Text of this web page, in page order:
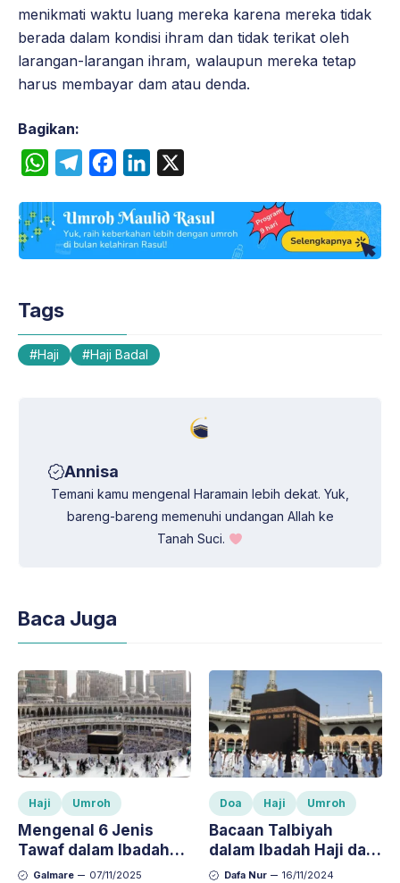
menikmati waktu luang mereka karena mereka tidak
berada dalam kondisi ihram dan tidak terikat oleh
larangan-larangan ihram, walaupun mereka tetap
harus membayar dam atau denda.
Bagikan:
W
a
p
p
l
e
m
c
e
k
n
k
n
Tags
Haji Haji Badal
Annisa
Temani kamu mengenal Haramain lebih dekat. Yuk,
bareng-bareng memenuhi undangan Allah ke
Tanah Suci.
Baca Juga
Haji Umroh
Mengenal 6 Jenis
Tawaf dalam Ibadah
Haji dan Umroh,
Galmare 07/11/2025
Doa Haji Umroh
Bacaan Talbiyah
dalam Ibadah Haji dan
Umroh: Arti dan
Dafa Nur 16/11/2024